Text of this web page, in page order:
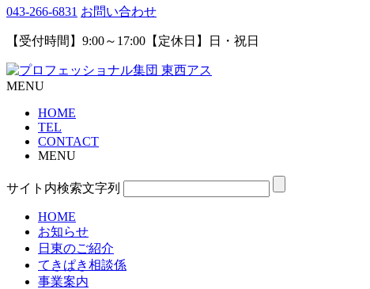
043-266-6831 お問い合わせ
【受付時間】9:00～17:00【定休日】日・祝日
MENU
HOME
TEL
CONTACT
MENU
サイト内検索文字列
HOME
お知らせ
日東のご紹介
てきぱき相談係
事業案内